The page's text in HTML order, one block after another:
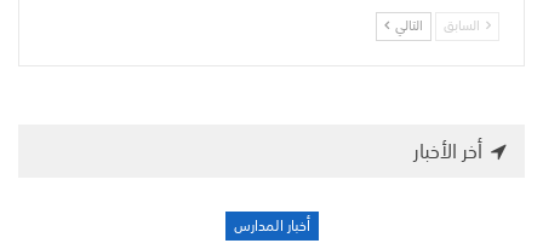
السابق التالي
أخر الأخبار
أخبار المدارس